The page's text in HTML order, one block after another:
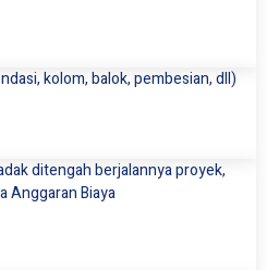
kolom, balok, pembesian, dll)
ditengah berjalannya proyek,
Anggaran Biaya